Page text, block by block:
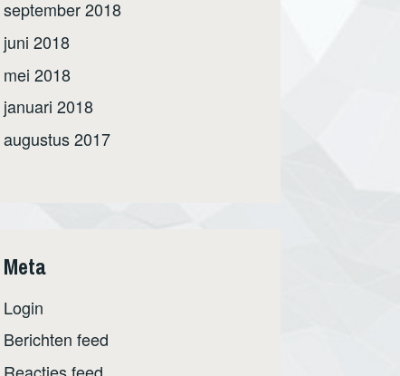
september 2018
juni 2018
mei 2018
januari 2018
augustus 2017
Meta
Login
Berichten feed